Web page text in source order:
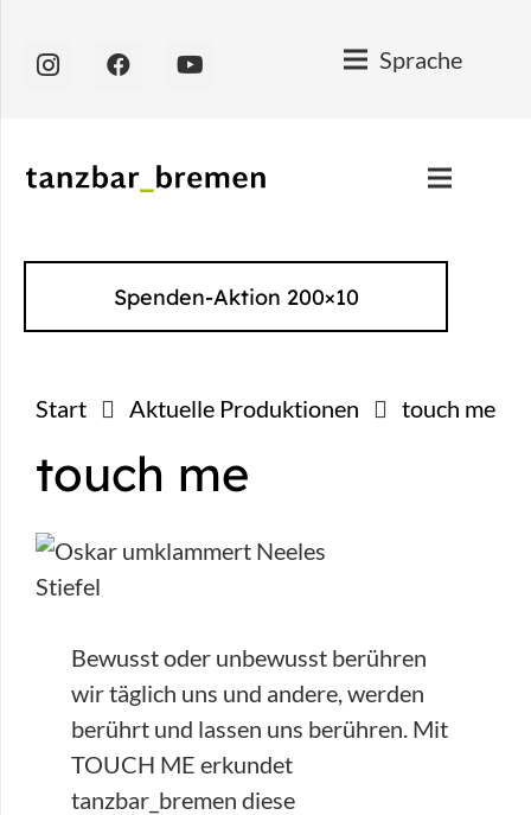
Sprache
Spenden-Aktion 200×10
Start Aktuelle Produktionen touch me
touch me
Bewusst oder unbewusst berühren
wir täglich uns und andere, werden
berührt und lassen uns berühren. Mit
TOUCH ME erkundet
tanzbar_bremen diese